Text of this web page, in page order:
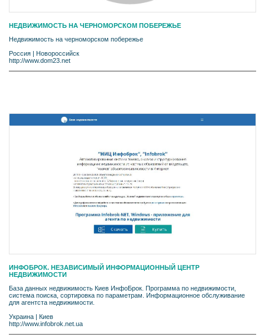
НЕДВИЖИМОСТЬ НА ЧЕРНОМОРСКОМ ПОБЕРЕЖЬЕ
Недвижимость на черноморском побережье
Россия | Новороссийск
http://www.dom23.net
ИНФОБРОК. НЕЗАВИСИМЫЙ ИНФОРМАЦИОННЫЙ ЦЕНТР
НЕДВИЖИМОСТИ
База данных недвижимость Киев ИнфоБрок. Программа по недвижимости,
система поиска, сортировка по параметрам. Информационное обслуживание
для агентста недвижимости.
Украина | Киев
http://www.infobrok.net.ua